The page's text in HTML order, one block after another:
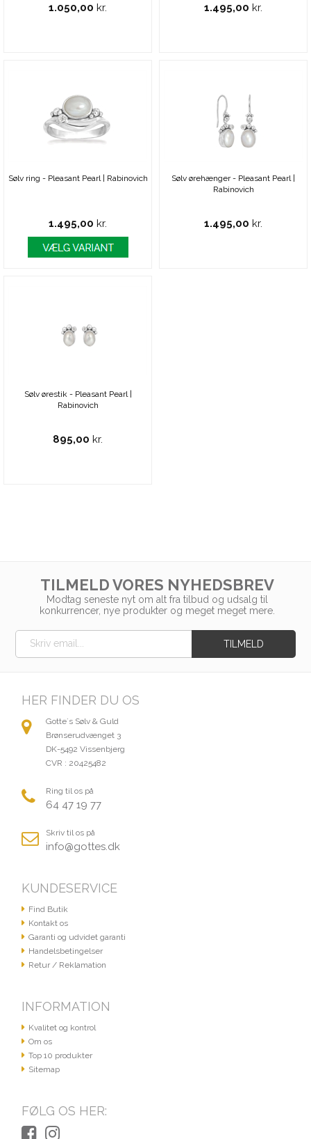
1.050,00 kr. 1.495,00 kr.
Sølv ring - Pleasant Pearl | Rabinovich
1.495,00 kr.
Sølv ørehænger - Pleasant Pearl |
Rabinovich
1.495,00 kr.
Sølv ørestik - Pleasant Pearl |
Rabinovich
895,00 kr.
TILMELD VORES NYHEDSBREV
Modtag seneste nyt om alt fra tilbud og udsalg til
konkurrencer, nye produkter og meget meget mere.
HER FINDER DU OS
Gotte´s Sølv & Guld
Brønserudvænget 3
DK-5492 Vissenbjerg
CVR : 20425482
Ring til os på
64 47 19 77
Skriv til os på
info@gottes.dk
KUNDESERVICE
Find Butik
Kontakt os
Garanti og udvidet garanti
Handelsbetingelser
Retur / Reklamation
INFORMATION
Kvalitet og kontrol
Om os
Top 10 produkter
Sitemap
FØLG OS HER: